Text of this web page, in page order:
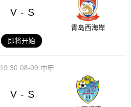
V - S
青岛西海岸
即将开始
08-09
19:30 中甲
V - S